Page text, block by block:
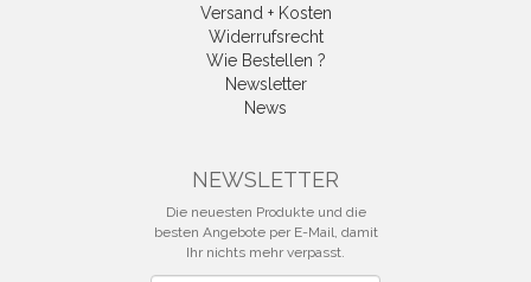
Versand + Kosten
Widerrufsrecht
Wie Bestellen ?
Newsletter
News
NEWSLETTER
Die neuesten Produkte und die
besten Angebote per E-Mail, damit
Ihr nichts mehr verpasst.